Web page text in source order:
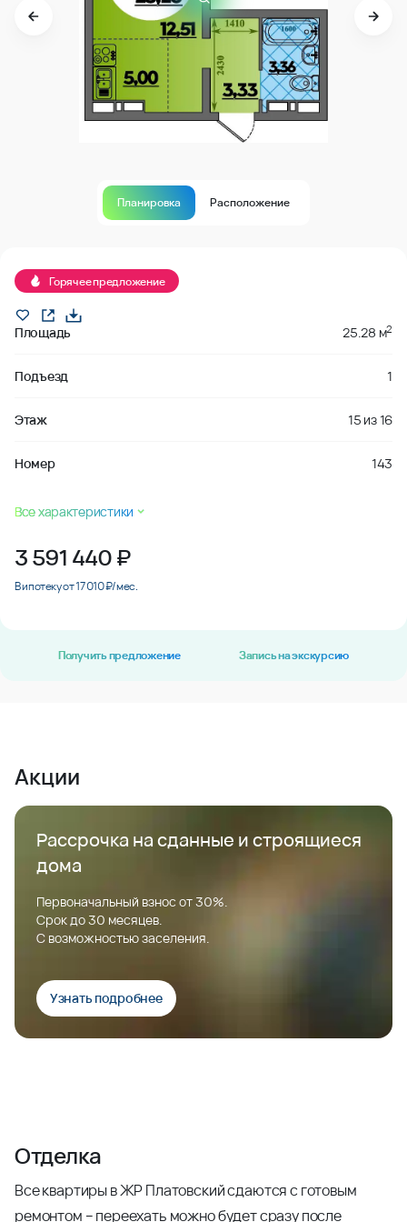
Планировка Расположение
Горячее предложение
Площадь 25.28 м2
Подъезд 1
Этаж 15 из16
Номер 143
Все характеристики
3 591 440₽
В ипотеку от 17 010 ₽/мес.
Получить предложение Запись на экскурсию
Акции
Рассрочка на сданные и строящиеся
дома
Первоначальный взнос от 30%.
Срок до 30 месяцев.
С возможностью заселения.
Узнать подробнее
Отделка
Все квартиры в ЖР Платовский сдаются с готовым
ремонтом – переехать можно будет сразу после